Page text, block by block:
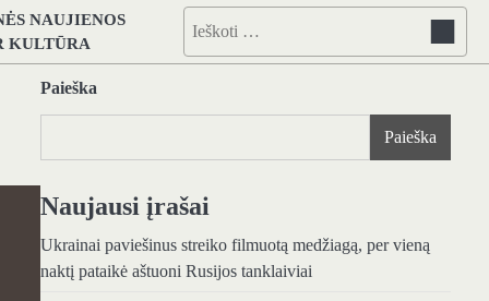
NAUJIENOS
KULTŪRA
Ieškoti:
Paieška
Paieška
Naujausi įrašai
Ukrainai paviešinus streiko filmuotą medžiagą, per vieną
naktį pataikė aštuoni Rusijos tanklaiviai